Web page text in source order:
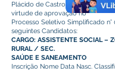
Plácido de Castro - AC, para
virtude de aprovação no
Processo Seletivo Simplificado
seguintes Candidatos:
CARGO: ASSISTENTE SOCIAL –
RURAL / SEC.
SAÚDE E SANEAMENTO
Inscrição Nome Data Nasc.